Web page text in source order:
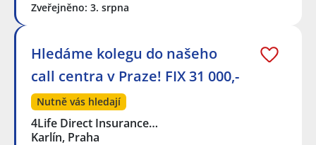
Zveřejněno: 3. srpna
Hledáme kolegu do našeho
call centra v Praze! FIX 31 000,-
Nutně vás hledají
4Life Direct Insurance…
Karlín, Praha